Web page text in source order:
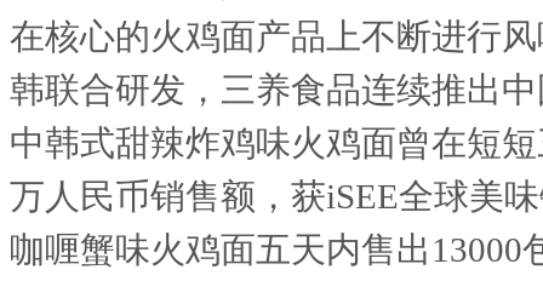
在核心的火鸡面产品上不断进行
韩联合研发，三养食品连续推出
中韩式甜辣炸鸡味火鸡面曾在短
万人民币销售额，获iSEE全球美
咖喱蟹味火鸡面五天内售出13000